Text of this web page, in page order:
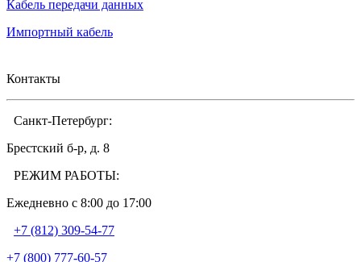
Кабель передачи данных
Импортный кабель
Контакты
Санкт-Петербург:
Брестский б-р, д. 8
РЕЖИМ РАБОТЫ:
Ежедневно c 8:00 до 17:00
+7 (812) 309-54-77
+7 (800) 777-60-57